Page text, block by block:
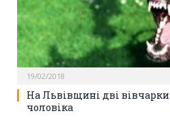
19/02/2018
На Львівщині дві вівчарки
чоловіка